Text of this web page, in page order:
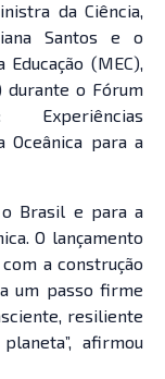
da Ciência,
Santos e o
(MEC),
durante o Fórum
Experiências
Oceânica para a
Brasil e para a
O lançamento
a construção
um passo firme
resiliente
afirmou